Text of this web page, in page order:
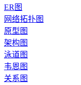
ER图
网络拓扑图
原型图
架构图
泳道图
韦恩图
关系图